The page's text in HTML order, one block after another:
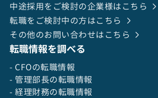
・社会的インパクトの実感
-グローバルで生じている
業・テクノロジーを通じ
中途採用をご検討の企業様はこちら
転職をご検討中の方はこちら
その他のお問い合わせはこちら
転職情報を調べる
- CFOの転職情報
- 管理部長の転職情報
- 経理財務の転職情報